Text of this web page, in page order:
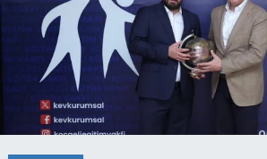
Künye
Son Dakika Haberleri
Haber Arşivi